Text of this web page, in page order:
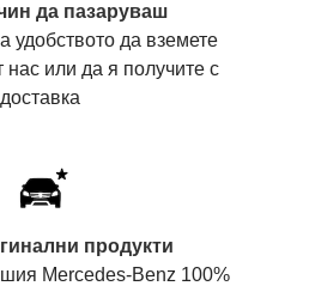
да пазаруваш
удобството да вземете
нас или да я получите с
доставка
продукти
Mercedes-Benz 100%